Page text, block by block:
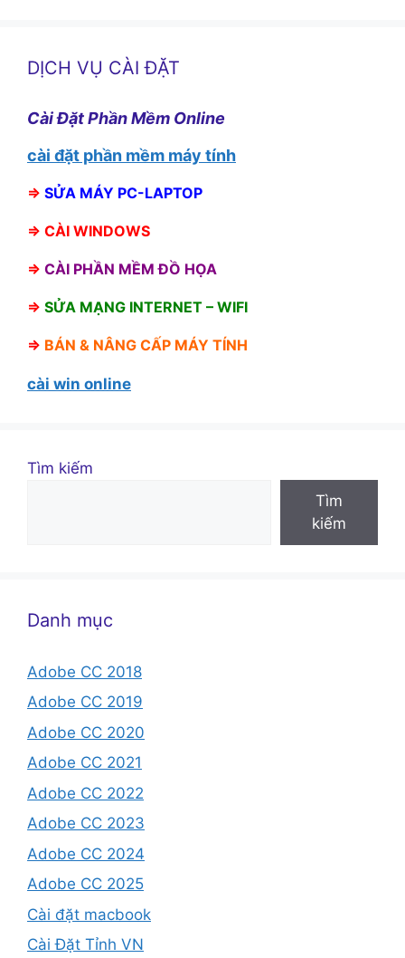
DỊCH VỤ CÀI ĐẶT
Cài Đặt Phần Mềm Online
cài đặt phần mềm máy tính
⇒ SỬA MÁY PC-LAPTOP
⇒ CÀI WINDOWS
⇒ CÀI PHẦN MỀM ĐỒ HỌA
⇒ SỬA MẠNG INTERNET – WIFI
⇒ BÁN & NÂNG CẤP MÁY TÍNH
cài win online
Tìm kiếm
Tìm
kiếm
Danh mục
Adobe CC 2018
Adobe CC 2019
Adobe CC 2020
Adobe CC 2021
Adobe CC 2022
Adobe CC 2023
Adobe CC 2024
Adobe CC 2025
Cài đặt macbook
Cài Đặt Tỉnh VN